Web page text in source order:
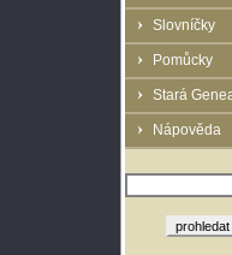
Slovníčky
Pomůcky
Stará
Nápověda